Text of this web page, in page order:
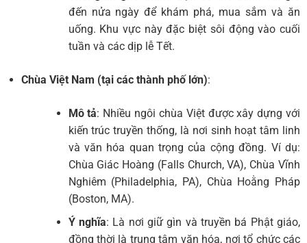
đến nửa ngày để khám phá, mua sắm và ăn
uống. Khu vực này đặc biệt sôi động vào cuối
tuần và các dịp lễ Tết.
Chùa Việt Nam (tại các thành phố lớn):
Mô tả: Nhiều ngôi chùa Việt được xây dựng với
kiến trúc truyền thống, là nơi sinh hoạt tâm linh
và văn hóa quan trọng của cộng đồng. Ví dụ:
Chùa Giác Hoàng (Falls Church, VA), Chùa Vĩnh
Nghiêm (Philadelphia, PA), Chùa Hoằng Pháp
(Boston, MA).
Ý nghĩa: Là nơi giữ gìn và truyền bá Phật giáo,
đồng thời là trung tâm văn hóa, nơi tổ chức các